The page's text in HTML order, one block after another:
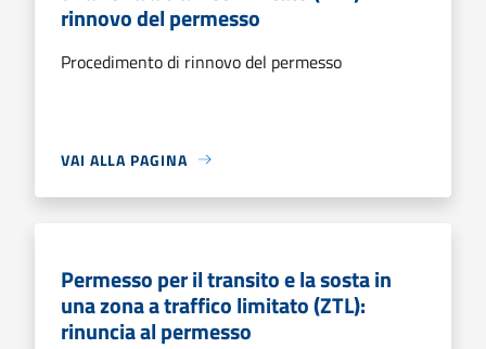
rinnovo del permesso
Procedimento di rinnovo del permesso
VAI ALLA PAGINA
Permesso per il transito e la sosta in
una zona a traffico limitato (ZTL):
rinuncia al permesso